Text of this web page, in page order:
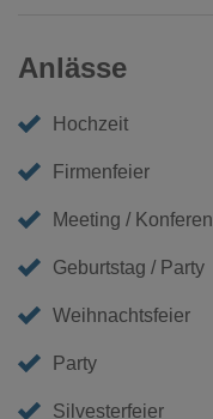
Anlässe
Hochzeit
Firmenfeier
Meeting /
Geburtstag / Party
Weihnachtsfeier
Party
Silvesterfeier